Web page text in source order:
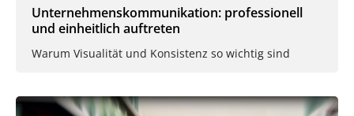
Unternehmenskommunikation: professionell
und einheitlich auftreten
Warum Visualität und Konsistenz so wichtig sind